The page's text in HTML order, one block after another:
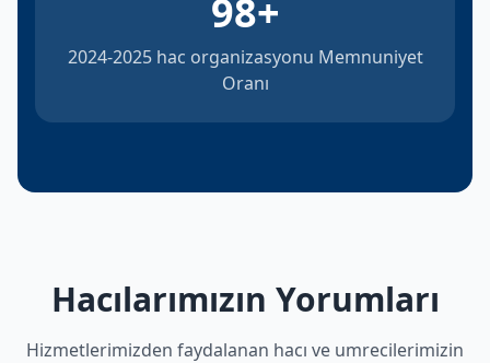
98+
2024-2025 hac organizasyonu Memnuniyet
Oranı
Hacılarımızın Yorumları
Hizmetlerimizden faydalanan hacı ve umrecilerimizin